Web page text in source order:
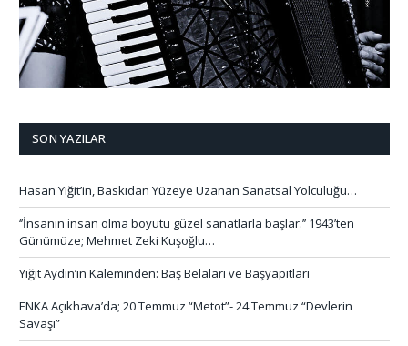
SON YAZILAR
Hasan Yiğit’in, Baskıdan Yüzeye Uzanan Sanatsal Yolculuğu…
‘’İnsanın insan olma boyutu güzel sanatlarla başlar.’’ 1943’ten
Günümüze; Mehmet Zeki Kuşoğlu…
Yiğit Aydın’ın Kaleminden: Baş Belaları ve Başyapıtları
ENKA Açıkhava’da; 20 Temmuz “Metot”- 24 Temmuz “Devlerin
Savaşı”